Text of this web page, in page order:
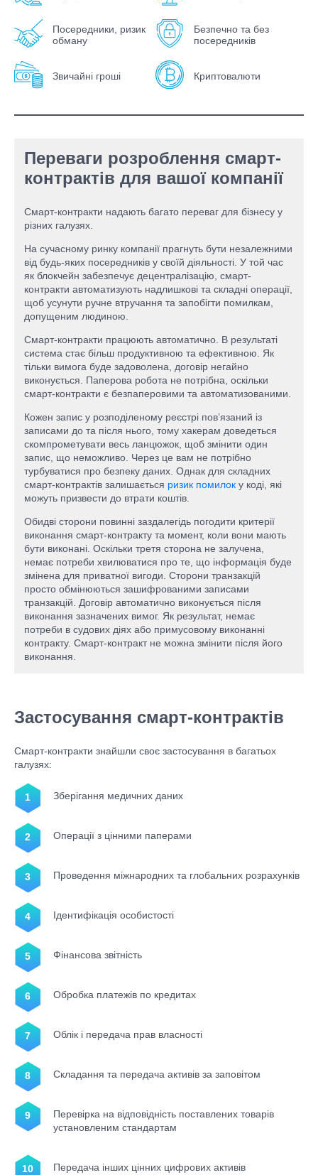
Посередники, ризик
обману
Безпечно та без
посередників
Звичайні гроші Криптовалюти
Переваги розроблення смарт-
контрактів для вашої компанії
Смарт-контракти надають багато переваг для бізнесу у
різних галузях.
На сучасному ринку компанії прагнуть бути незалежними
від будь-яких посередників у своїй діяльності. У той час
як блокчейн забезпечує децентралізацію, смарт-
контракти автоматизують надлишкові та складні операції,
щоб усунути ручне втручання та запобігти помилкам,
допущеним людиною.
Смарт-контракти працюють автоматично. В результаті
система стає більш продуктивною та ефективною. Як
тільки вимога буде задоволена, договір негайно
виконується. Паперова робота не потрібна, оскільки
смарт-контракти є безпаперовими та автоматизованими.
Кожен запис у розподіленому реєстрі пов’язаний із
записами до та після нього, тому хакерам доведеться
скомпрометувати весь ланцюжок, щоб змінити один
запис, що неможливо. Через це вам не потрібно
турбуватися про безпеку даних. Однак для складних
смарт-контрактів залишається ризик помилок у коді, які
можуть призвести до втрати коштів.
Обидві сторони повинні заздалегідь погодити критерії
виконання смарт-контракту та момент, коли вони мають
бути виконані. Оскільки третя сторона не залучена,
немає потреби хвилюватися про те, що інформація буде
змінена для приватної вигоди. Сторони транзакцій
просто обмінюються зашифрованими записами
транзакцій. Договір автоматично виконується після
виконання зазначених вимог. Як результат, немає
потреби в судових діях або примусовому виконанні
контракту. Смарт-контракт не можна змінити після його
виконання.
Застосування смарт-контрактів
Смарт-контракти знайшли своє застосування в багатьох
галузях:
Зберігання медичних даних
Операції з цінними паперами
Проведення міжнародних та глобальних розрахунків
Ідентифікація особистості
Фінансова звітність
Обробка платежів по кредитах
Облік і передача прав власності
Складання та передача активів за заповітом
Перевірка на відповідність поставлених товарів
установленим стандартам
Передача інших цінних цифрових активів